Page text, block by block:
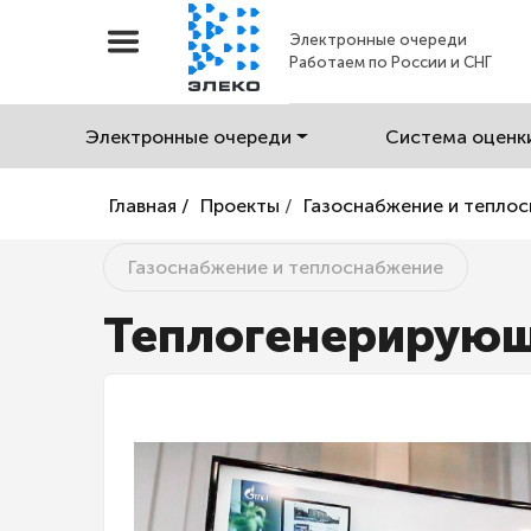
Электронные очереди
Работаем по России и СНГ
Электронные очереди Система
Главная / Проекты / Газоснабжение и
Газоснабжение и теплоснабжение